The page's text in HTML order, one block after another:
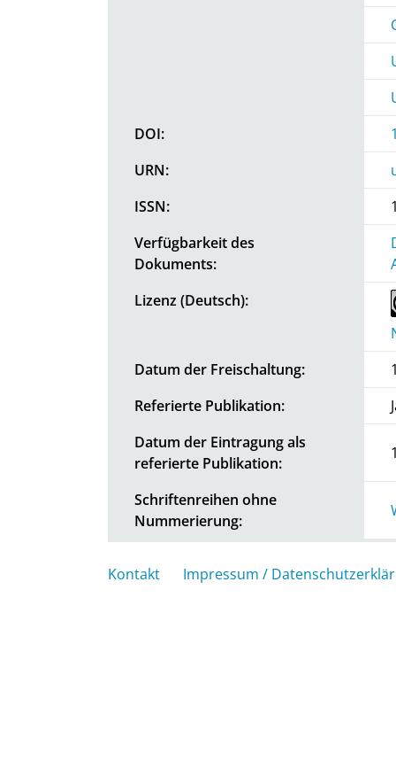
DOI:
URN:
ISSN:
Verfügbarkeit des
Dokuments:
Lizenz (Deutsch):
Datum der Freischaltung:
Referierte Publikation:
Datum der Eintragung als
referierte Publikation:
Schriftenreihen ohne
Nummerierung:
Kontakt Impressum /